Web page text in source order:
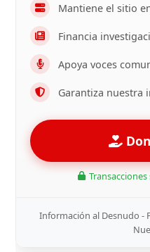
Mantiene el sitio
Financia
Apoya voces
Garantiza nuestra
Información al Desnudo -